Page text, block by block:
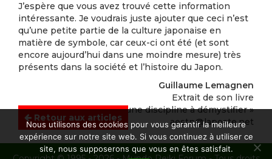
Retour aux articles
J’espère que vous avez trouvé cette information
intéressante. Je voudrais juste ajouter que ceci n’est
qu’une petite partie de la culture japonaise en
matière de symbole, car ceux-ci ont été (et sont
encore aujourd’hui dans une moindre mesure) très
présents dans la société et l’histoire du Japon.
Guillaume Lemagnen
Extrait de son livre
« Le Ninjutsu, une discipline à démystifier »
aestn@laposte.net
Nous utilisons des cookies pour vous garantir la meilleure
expérience sur notre site web. Si vous continuez à utiliser ce
site, nous supposerons que vous en êtes satisfait.